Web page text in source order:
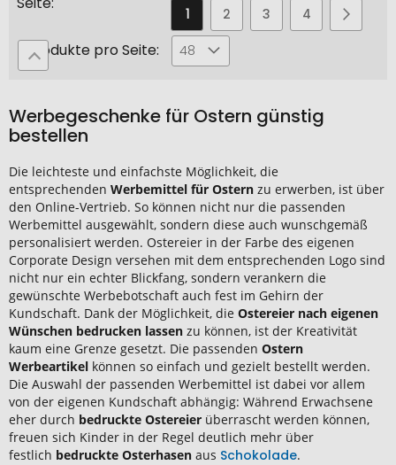
Sie
lesen
gerade
Seite
1 Seite
2 Seite
3 Seite
4 Seite
5
Produkte pro Seite: 48
Werbegeschenke für Ostern günstig
bestellen
Die leichteste und einfachste Möglichkeit, die
entsprechenden Werbemittel für Ostern zu erwerben, ist über
den Online-Vertrieb. So können nicht nur die passenden
Werbemittel ausgewählt, sondern diese auch wunschgemäß
personalisiert werden. Ostereier in der Farbe des eigenen
Corporate Design versehen mit dem entsprechenden Logo sind
nicht nur ein echter Blickfang, sondern verankern die
gewünschte Werbebotschaft auch fest im Gehirn der
Kundschaft. Dank der Möglichkeit, die Ostereier nach eigenen
Wünschen bedrucken lassen zu können, ist der Kreativität
kaum eine Grenze gesetzt. Die passenden Ostern
Werbeartikel können so einfach und gezielt bestellt werden.
Die Auswahl der passenden Werbemittel ist dabei vor allem
von der eigenen Kundschaft abhängig: Während Erwachsene
eher durch bedruckte Ostereier überrascht werden können,
freuen sich Kinder in der Regel deutlich mehr über
festlich bedruckte Osterhasen aus Schokolade.